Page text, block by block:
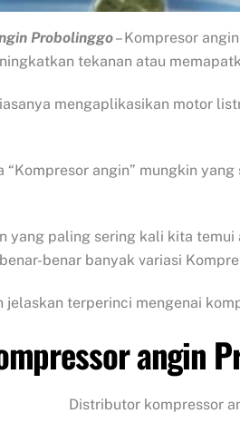
Probolinggo– Kompresor
tekanan atau
mengaplikasikan motor
“Kompresor angin” mungkin
yang paling sering kali kita
benar banyak variasi
jelaskan terperinci mengenai
angin